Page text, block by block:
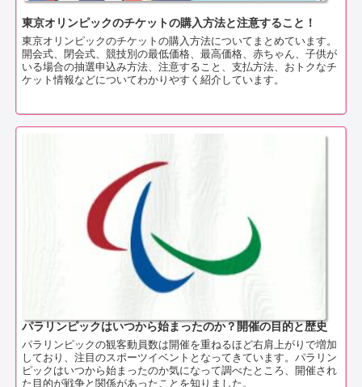
東京オリンピックのチケットの購入方法と注意すること！
東京オリンピックのチケットの購入方法についてまとめています。
開会式、閉会式、競技別の最低価格、最高価格、赤ちゃん、子供が
いる場合の抽選申込み方法、注意すること、支払方法、おトクなチ
ケット情報などについてわかりやすく紹介しています。
パラリンピックはいつから始まったのか？開催の目的と歴史
パラリンピックの観客動員数は開催を重ねるほど右肩上がりで増加
しており、注目のスポーツイベントとなってきています。パラリン
ピックはいつから始まったのか気になって調べたところ、開催され
た目的が戦争と関係があったことを知りました。